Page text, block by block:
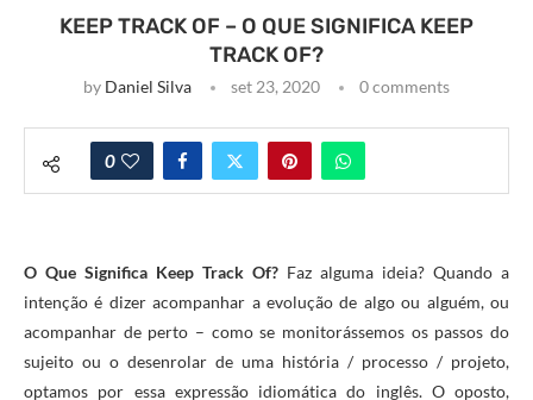
KEEP TRACK OF – O QUE SIGNIFICA KEEP
TRACK OF?
by Daniel Silva set 23, 2020 0 comments
0
O Que Significa Keep Track Of? Faz alguma ideia? Quando a
intenção é dizer acompanhar a evolução de algo ou alguém, ou
acompanhar de perto – como se monitorássemos os passos do
sujeito ou o desenrolar de uma história / processo / projeto,
optamos por essa expressão idiomática do inglês. O oposto,